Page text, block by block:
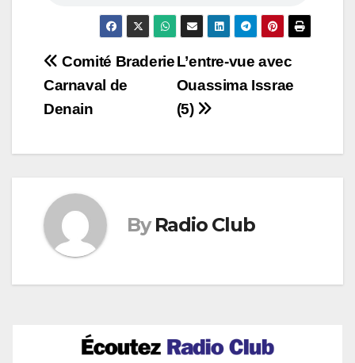
Navigation
de
L’entre-vue avec
Ouassima Issrae
(5)
Comité Braderie
Carnaval de
Denain
By Radio Club